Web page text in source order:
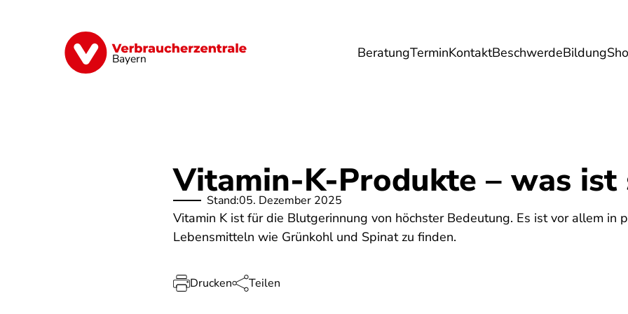
Bayern BeratungTerminKontaktBeschwerdeBildung
Finanzen Digitales Lebensmittel Umwelt Gesundheit Energie
Vitamin-K-Produkte – was ist
Stand:05. Dezember 2025
Vitamin K ist für die Blutgerinnung von höchster Bedeutung. Es ist vor allem in
Lebensmitteln wie Grünkohl und Spinat zu finden.
Drucken Teilen